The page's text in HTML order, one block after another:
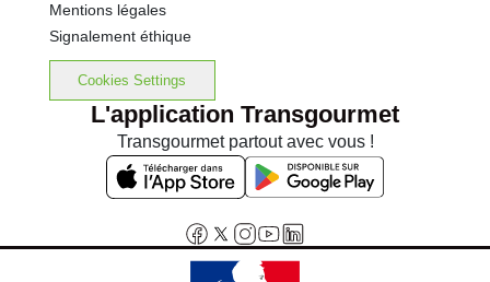
Mentions légales
Signalement éthique
Cookies Settings
L'application Transgourmet
Transgourmet partout avec vous !